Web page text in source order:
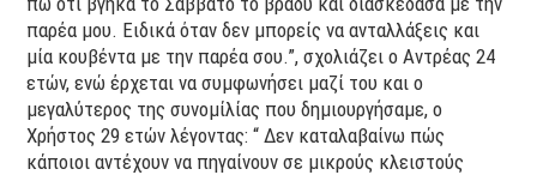
παρέα μου. Ειδικά όταν δεν μπορείς να ανταλλάξεις και
μία κουβέντα με την παρέα σου.”, σχολιάζει ο Αντρέας 24
ετών, ενώ έρχεται να συμφωνήσει μαζί του και ο
μεγαλύτερος της συνομίλίας που δημιουργήσαμε, ο
Χρήστος 29 ετών λέγοντας: “ Δεν καταλαβαίνω πώς
κάποιοι αντέχουν να πηγαίνουν σε μικρούς κλειστούς